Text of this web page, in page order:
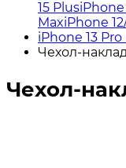
15 PlusiPhone
MaxiPhone
iPhone 13 Pro
Чехол-
Чехол-